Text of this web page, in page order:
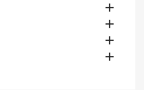



